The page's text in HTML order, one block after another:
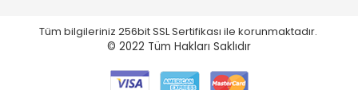
Tüm bilgileriniz 256bit SSL Sertifikası ile korunmaktadır.
© 2022 Tüm Hakları Saklıdır